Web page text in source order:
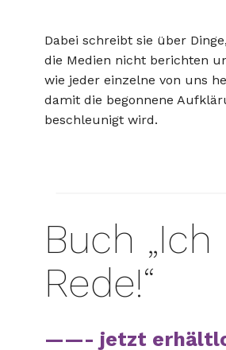
Dabei schreibt sie über
die Medien nicht berichten
wie jeder einzelne von uns
damit die begonnene
beschleunigt wird.
Buch „Ich
Rede!“
——- jetzt